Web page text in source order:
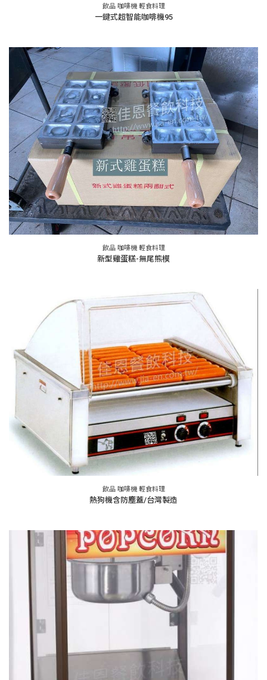
飲品 咖啡機 輕食料理
一鍵式超智能咖啡機95
飲品 咖啡機 輕食料理
新型雞蛋糕-無尾熊模
飲品 咖啡機 輕食料理
熱狗機含防塵蓋/台灣製造